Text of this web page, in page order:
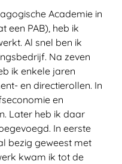
Academie in
een PAB), heb ik
Al snel ben ik
Na zeven
ik enkele jaren
en directierollen. In
en
Later heb ik daar
In eerste
bezig geweest met
kwam ik tot de